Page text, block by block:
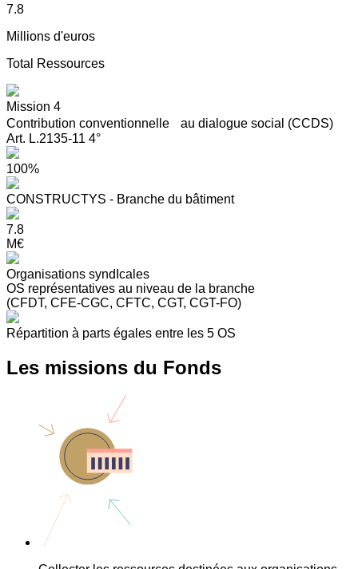
7.8
Millions d'euros
Total Ressources
Mission 4
Contribution conventionnelle au dialogue social (CCDS)
Art. L.2135-11 4°
100%
CONSTRUCTYS - Branche du bâtiment
7.8
M€
Organisations syndIcales
OS représentatives au niveau de la branche
(CFDT, CFE-CGC, CFTC, CGT, CGT-FO)
Répartition à parts égales entre les 5 OS
Les missions du Fonds